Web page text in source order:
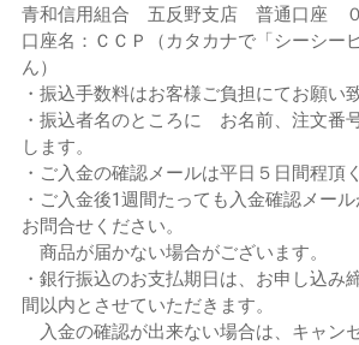
青和信用組合 五反野支店 普通口座 ０
口座名：ＣＣＰ（カタカナで「シーシー
ん）
・振込手数料はお客様ご負担にてお願い
・振込者名のところに お名前、注文番
します。
・ご入金の確認メールは平日５日間程頂
・ご入金後1週間たっても入金確認メー
お問合せください。
商品が届かない場合がございます。
・銀行振込のお支払期日は、お申し込み
間以内とさせていただきます。
入金の確認が出来ない場合は、キャン